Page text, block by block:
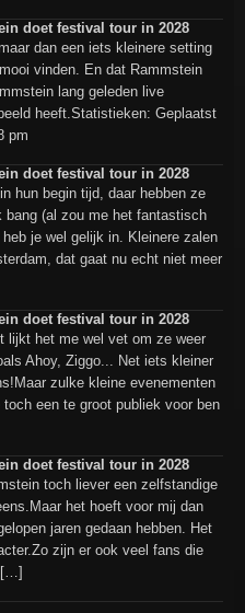
doet festival tour in 2028
dan een iets kleinere setting
vinden. En dat Rammstein
lang geleden live
heeft.Statistieken: Geplaatst
pm
doet festival tour in 2028
hun begin tijd, daar hebben ze
(al zou me het fantastisch
je wel gelijk in. Kleinere zalen
dat gaat nu echt niet meer
doet festival tour in 2028
lijkt het me wel vet om ze weer
Ahoy, Ziggo... Net iets kleiner
zulke kleine evenementen
een te groot publiek voor ben
doet festival tour in 2028
toch liever een zelfstandige
het hoeft voor mij dan
jaren gedaan hebben. Het
zijn er ook veel fans die
[…]